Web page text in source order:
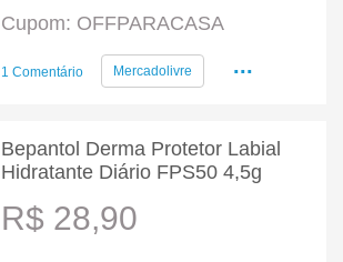
Cupom: OFFPARACASA
1 Comentário Mercadolivre ...
Bepantol Derma Protetor Labial
Hidratante Diário FPS50 4,5g
R$ 28,90